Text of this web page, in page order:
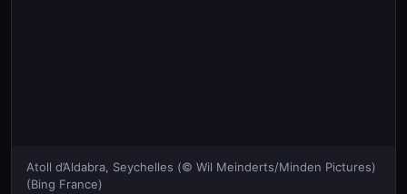
Atoll d’Aldabra, Seychelles (© Wil Meinderts/Minden Pictures)
(Bing France)